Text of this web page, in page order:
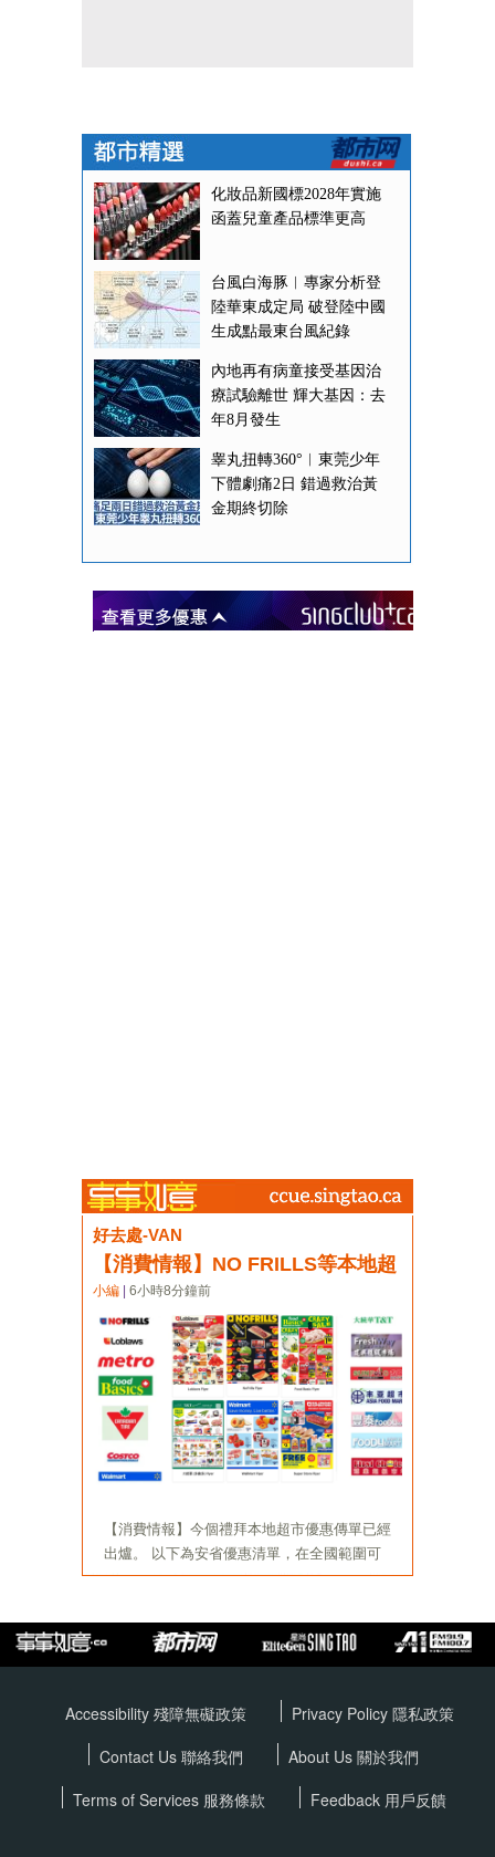
Accessibility 殘障無礙政策 Privacy Policy 隱私政策
Contact Us 聯絡我們
About Us 關於我們
Terms of Services 服務條款 Feedback 用戶反饋